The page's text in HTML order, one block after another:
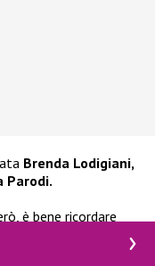
Brenda Lodigiani,
Parodi.
è bene ricordare
decisive
che decreterà il